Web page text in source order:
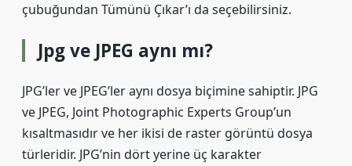
çubuğundan Tümünü Çıkar’ı da seçebilirsiniz.
Jpg ve JPEG aynı mı?
JPG’ler ve JPEG’ler aynı dosya biçimine sahiptir. JPG
ve JPEG, Joint Photographic Experts Group’un
kısaltmasıdır ve her ikisi de raster görüntü dosya
türleridir. JPG’nin dört yerine üç karakter